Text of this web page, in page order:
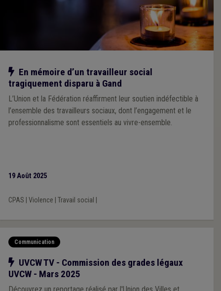
Notre action
En mémoire d’un travailleur social
tragiquement disparu à Gand
L’Union et la Fédération réaffirment leur soutien indéfectible à
l’ensemble des travailleurs sociaux, dont l’engagement et le
professionnalisme sont essentiels au vivre-ensemble.
19 Août 2025
CPAS Violence Travail social
Communication
Notre action
UVCW TV - Commission des grades légaux
UVCW - Mars 2025